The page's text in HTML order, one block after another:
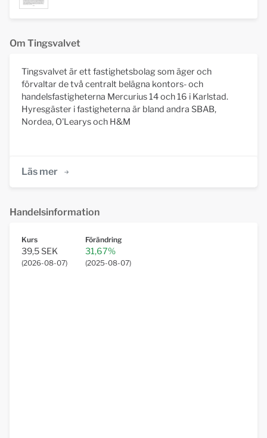
Om Tingsvalvet
Tingsvalvet är ett fastighetsbolag som äger och
förvaltar de två centralt belägna kontors- och
handelsfastigheterna Mercurius 14 och 16 i Karlstad.
Hyresgäster i fastigheterna är bland andra SBAB,
Nordea, O'Learys och H&M
Läs mer
Handelsinformation
Kurs
39,5 SEK
(2026-08-07)
Förändring
31,67%
(2025-08-07)